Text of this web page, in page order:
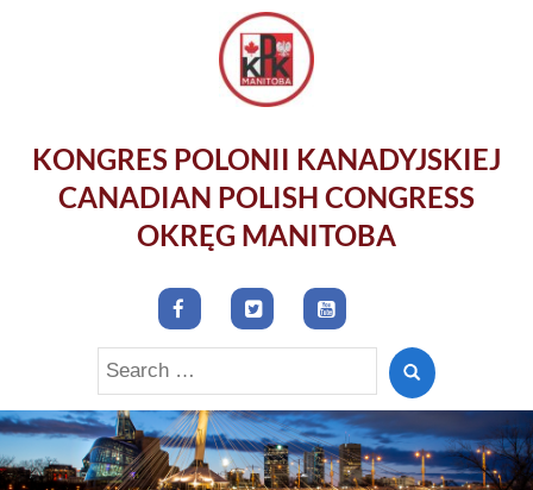
KONGRES POLONII KANADYJSKIEJ
CANADIAN POLISH CONGRESS
OKRĘG MANITOBA
Search
for: